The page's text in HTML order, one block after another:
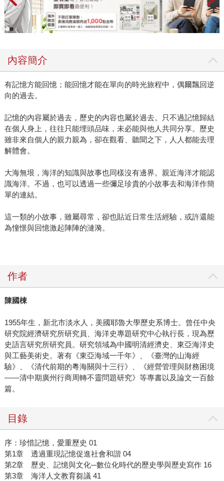
內容簡介
有記憶方能回憶；能回憶才能在單向的時光旅程中，偶爾飄回逆
向的過去。
記憶的內容屬於過去，歷史的內容也屬於過去。只不過記憶歸結
在個人身上，往往只能埋頭品味，未必能與他人共同分享。歷史
雖非來自個人的親力親為，卻在觀看、聽聞之下，人人都能去理
解體會。
大海無垠，海洋的知識與故事也同樣沒有邊界。親近海洋才能認
識海洋。不過，也可以透過一些彌足珍貴的小故事去和海洋作簡
單的連結。
這一類的小故事，雖屬尋常，卻也貼近日常生活經驗，或許還能
為憧憬與回憶激起陣陣的漣漪。
作者
陳國棟
1955年生，新北市淡水人，美國耶魯大學歷史系博士。曾任中央
研究院經濟研究所研究員、海洋史專題研究中心執行長，現為歷
史語言研究所研究員。研究領域為中國明清經濟史、東亞海洋史
與工藝美術史。著有《東亞海域一千年》、《臺灣的山海經
驗》、《清代前期的粵海關與十三行》、《經營管理與財務困境
――清中期廣州行商周轉不靈問題研究》等專書以及論文一百餘
篇。
目錄
序：珍惜記憶，愛重歷史 01
第1章 透過重現記憶促進社會和諧 04
第2章 歷史、記憶與文化─數位化時代的歷史學與歷史寫作 16
第3章 海洋人文教育芻議 41